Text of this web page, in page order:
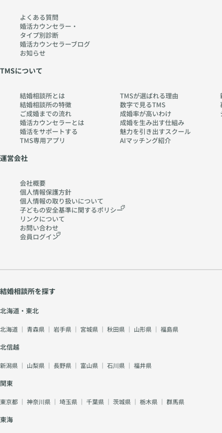
よくある質問
婚活カウンセラー・
タイプ別診断
婚活カウンセラーブログ
お知らせ
TMSについて
結婚相談所とは
結婚相談所の特徴
ご成婚までの流れ
婚活カウンセラーとは
婚活をサポートする
TMS専用アプリ
TMSが選ばれる理由
数字で見るTMS
成婚率が高いわけ
成婚を生み出す仕組み
魅力を引き出すスクール
AIマッチング紹介
運営会社
会社概要
個人情報保護方針
個人情報の取り扱いについて
子どもの安全基準に関するポリシー
リンクについて
お問い合わせ
会員ログイン
結婚相談所を探す
北海道・東北
北海道 ｜ 青森県 ｜ 岩手県 ｜ 宮城県 ｜ 秋田県 ｜ 山形県 ｜ 福島県
北信越
新潟県 ｜ 山梨県 ｜ 長野県 ｜ 富山県 ｜ 石川県 ｜ 福井県
関東
東京都 ｜ 神奈川県 ｜ 埼玉県 ｜ 千葉県 ｜ 茨城県 ｜ 栃木県 ｜ 群馬県
東海